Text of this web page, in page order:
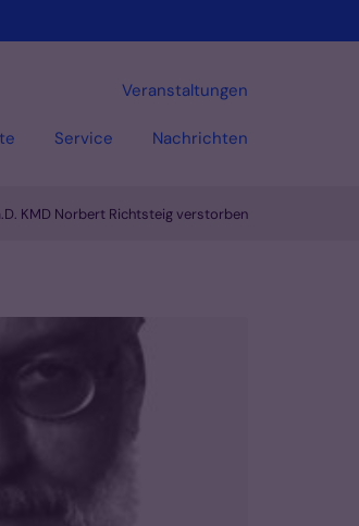
Service Nachrichten
Veranstaltungen
KMD Norbert Richtsteig verstorben